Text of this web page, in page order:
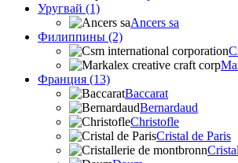
Уругвай (1)
Ancers sa
Филиппины (2)
Франция (13)
Baccarat
Bernardaud
Christofle
Cristal de Paris